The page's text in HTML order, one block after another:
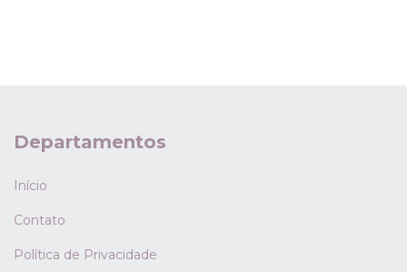
Departamentos
Início
Contato
Política de Privacidade